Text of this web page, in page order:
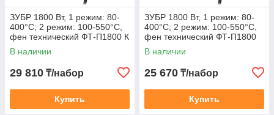
ЗУБР 1800 Вт, 1 режим: 80-
400°С; 2 режим: 100-550°С,
фен технический ФТ-П1800 К
Профессионал
В наличии
29 810 ₸/набор
Купить
ЗУБР 1800 Вт, 1 режим: 80-
400°С; 2 режим: 100-550°С,
фен технический ФТ-П1800
Профессионал
В наличии
25 670 ₸/набор
Купить